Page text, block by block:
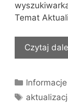
Temat
Czytaj
Kategorie
Tagi